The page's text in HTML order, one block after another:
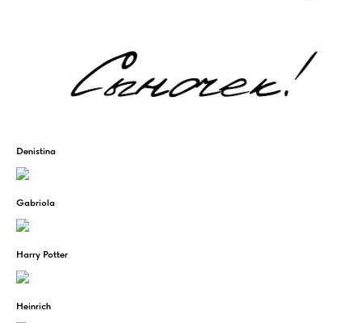
Denistina
Gabriola
Harry Potter
Heinrich